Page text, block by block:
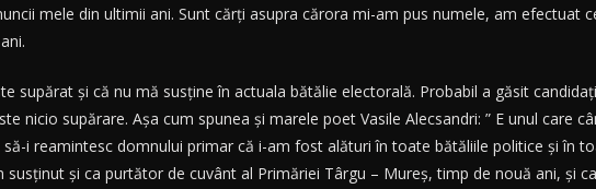
mele din ultimii ani. Sunt cărți asupra cărora mi-am pus numele, am efectuat
supărat și că nu mă susține în actuala bătălie electorală. Probabil a găsit
nicio supărare. Așa cum spunea și marele poet Vasile Alecsandri: ” E unul care
i reamintesc domnului primar că i-am fost alături în toate bătăliile politice și în
și ca purtător de cuvânt al Primăriei Târgu – Mureș, timp de nouă ani, și